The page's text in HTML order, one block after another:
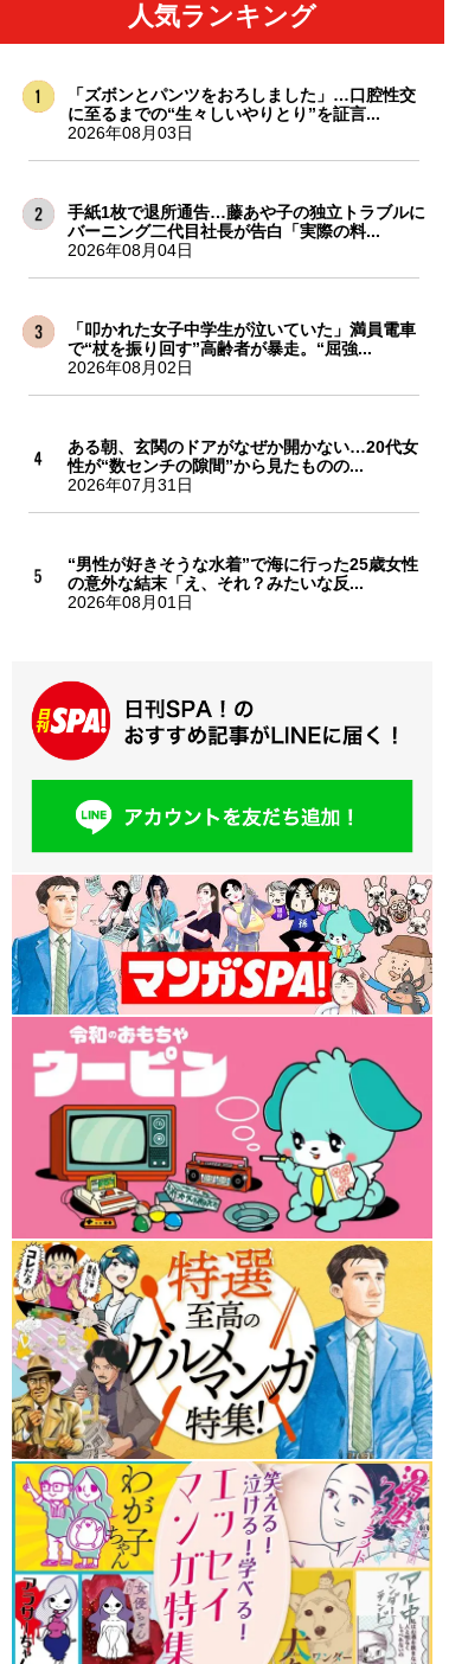
人気ランキング
「ズボンとパンツをおろしました」…口腔性交
に至るまでの“生々しいやりとり”を証言...
2026年08月03日
手紙1枚で退所通告…藤あや子の独立トラブルに
バーニング二代目社長が告白「実際の料...
2026年08月04日
「叩かれた女子中学生が泣いていた」満員電車
で“杖を振り回す”高齢者が暴走。“屈強...
2026年08月02日
ある朝、玄関のドアがなぜか開かない…20代女
性が“数センチの隙間”から見たものの...
2026年07月31日
“男性が好きそうな水着”で海に行った25歳女性
の意外な結末「え、それ？みたいな反...
2026年08月01日